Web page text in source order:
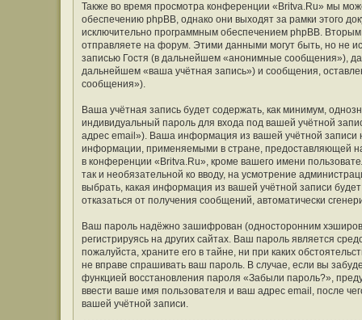
Также во время просмотра конференции «Britva.Ru» мы
обеспечению phpBB, однако они выходят за рамки этого
исключительно программным обеспечением phpBB.
отправляете на форум. Этими данными могут быть, но не
записью Гостя (в дальнейшем «анонимные сообщения»),
дальнейшем «ваша учётная запись») и сообщения,
сообщения»).
Ваша учётная запись будет содержать, как минимум,
индивидуальный пароль для входа под вашей учётной
адрес email»). Ваша информация из вашей учётной
информации, применяемыми в стране, предоставляющей
в конференции «Britva.Ru», кроме вашего имени
так и необязательной ко вводу, на усмотрение
выбрать, какая информация из вашей учётной записи
отказаться от получения сообщений, автоматически
Ваш пароль надёжно зашифрован (односторонним
регистрируясь на других сайтах. Ваш пароль является
пожалуйста, храните его в тайне, ни при каких
не вправе спрашивать ваш пароль. В случае, если вы
функцией восстановления пароля «Забыли пароль?»,
ввести ваше имя пользователя и ваш адрес email, после
вашей учётной записи.